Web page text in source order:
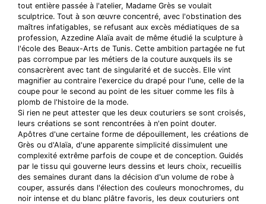
tout entière passée à l'atelier, Madame Grès se voulait
sculptrice. Tout à son œuvre concentré, avec l'obstination des
maîtres infatigables, se refusant aux excès médiatiques de sa
profession, Azzedine Alaïa avait de même étudié la sculpture à
l'école des Beaux-Arts de Tunis. Cette ambition partagée ne fut
pas corrompue par les métiers de la couture auxquels ils se
consacrèrent avec tant de singularité et de succès. Elle vint
magnifier au contraire l'exercice du drapé pour l'une, celle de la
coupe pour le second au point de les situer comme les fils à
plomb de l'histoire de la mode.
Si rien ne peut attester que les deux couturiers se sont croisés,
leurs créations se sont rencontrées à n'en point douter.
Apôtres d'une certaine forme de dépouillement, les créations de
Grès ou d'Alaïa, d'une apparente simplicité dissimulent une
complexité extrême parfois de coupe et de conception. Guidés
par le tissu qui gouverne leurs dessins et leurs choix, recueillis
des semaines durant dans la décision d'un volume de robe à
couper, assurés dans l'élection des couleurs monochromes, du
noir intense et du blanc plâtre favoris, les deux couturiers ont